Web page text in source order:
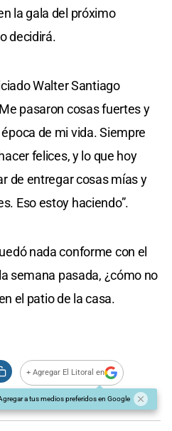
la gala del próximo
decidirá.
Walter Santiago
pasaron cosas fuertes y
de mi vida. Siempre
felices, y lo que hoy
de entregar cosas mías y
Eso estoy haciendo”.
nada conforme con el
semana pasada, ¿cómo no
el patio de la casa.
+ Agregar El Litoral en
a tus medios preferidos en Google